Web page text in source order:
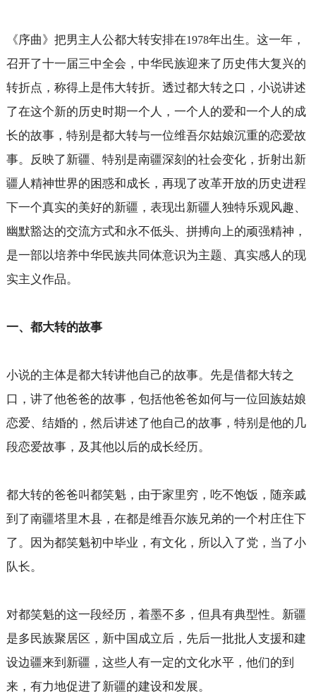
《序曲》把男主人公都大转安排在1978年出生。这一年，
召开了十一届三中全会，中华民族迎来了历史伟大复兴的
转折点，称得上是伟大转折。透过都大转之口，小说讲述
了在这个新的历史时期一个人，一个人的爱和一个人的成
长的故事，特别是都大转与一位维吾尔姑娘沉重的恋爱故
事。反映了新疆、特别是南疆深刻的社会变化，折射出新
疆人精神世界的困惑和成长，再现了改革开放的历史进程
下一个真实的美好的新疆，表现出新疆人独特乐观风趣、
幽默豁达的交流方式和永不低头、拼搏向上的顽强精神，
是一部以培养中华民族共同体意识为主题、真实感人的现
实主义作品。
一、都大转的故事
小说的主体是都大转讲他自己的故事。先是借都大转之
口，讲了他爸爸的故事，包括他爸爸如何与一位回族姑娘
恋爱、结婚的，然后讲述了他自己的故事，特别是他的几
段恋爱故事，及其他以后的成长经历。
都大转的爸爸叫都笑魁，由于家里穷，吃不饱饭，随亲戚
到了南疆塔里木县，在都是维吾尔族兄弟的一个村庄住下
了。因为都笑魁初中毕业，有文化，所以入了党，当了小
队长。
对都笑魁的这一段经历，着墨不多，但具有典型性。新疆
是多民族聚居区，新中国成立后，先后一批批人支援和建
设边疆来到新疆，这些人有一定的文化水平，他们的到
来，有力地促进了新疆的建设和发展。